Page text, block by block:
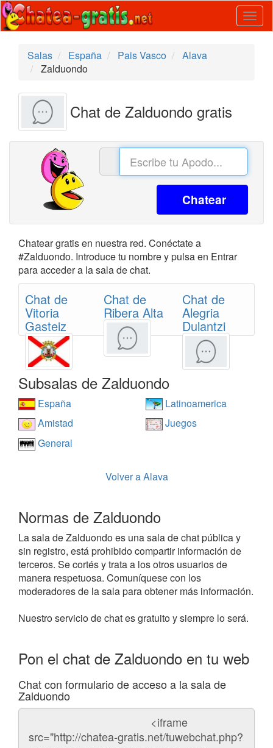
Salas
España Pais Vasco
Alava
Zalduondo
Chat de Zalduondo gratis
Chatear
Chatear gratis en nuestra red. Conéctate a
#Zalduondo. Introduce tu nombre y pulsa en Entrar
para acceder a la sala de chat.
Chat de
Vitoria
Gasteiz
Chat de
Ribera Alta
Chat de
Alegria
Dulantzi
Subsalas de Zalduondo
España
Latinoamerica
Amistad
Juegos
General
Volver a Alava
Normas de Zalduondo
La sala de Zalduondo es una sala de chat pública y
sin registro, está prohibido compartir información de
terceros. Se cortés y trata a los otros usuarios de
manera respetuosa. Comuníquese con los
moderadores de la sala para obtener más información.
Nuestro servicio de chat es gratuito y siempre lo será.
Pon el chat de Zalduondo en tu web
Chat con formulario de acceso a la sala de
Zalduondo
Código
chat